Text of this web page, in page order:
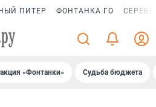
ПИТЕР ФОНТАНКА ГО
«Фонтанки» Судьба бюджета